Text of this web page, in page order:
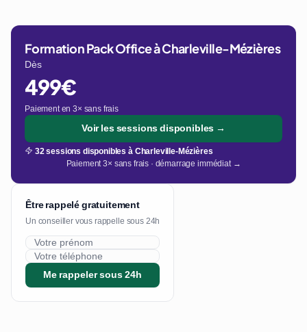
Formation Pack Office à Charleville-Mézières
Dès
499€
Paiement en 3× sans frais
Voir les sessions disponibles →
32 sessions disponibles à Charleville-Mézières
Paiement 3× sans frais · démarrage immédiat →
Être rappelé gratuitement
Un conseiller vous rappelle sous 24h
Me rappeler sous 24h